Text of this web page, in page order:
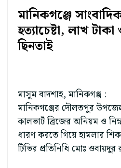
মানিকগঞ্জে
হত্যাচেষ্টা, লাখ
ছিনতাই
মাসুম বাদশাহ, মানিকগঞ্জ :
মানিকগঞ্জের দৌলতপুর
কালভার্ট ব্রিজের অনিয়ম ও
ধারণ করতে গিয়ে হামলার
টিভির প্রতিনিধি মোঃ ওবায়দুর